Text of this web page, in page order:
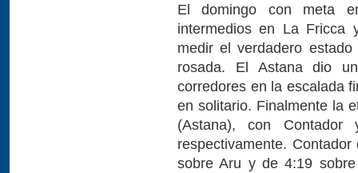
El domingo con meta
intermedios en La Fricca
medir el verdadero
rosada. El Astana dio
corredores en la escalada
en solitario. Finalmente la
(Astana), con
respectivamente.
sobre Aru y de 4:19